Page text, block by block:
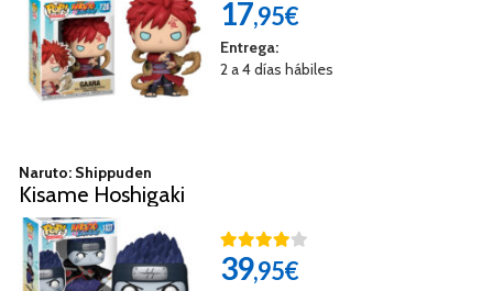
17,95€
Entrega:
2 a 4 días hábiles
Naruto: Shippuden
Kisame Hoshigaki
39,95€